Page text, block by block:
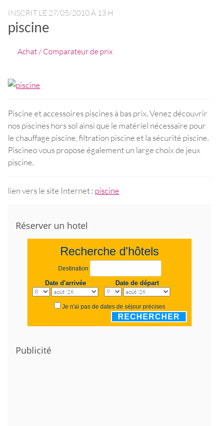
INSCRIT LE 27/05/2010 À 13 H
piscine
Achat / Comparateur de prix
Piscine et accessoires piscines à bas prix. Venez découvrir
nos piscines hors sol ainsi que le matériel nécessaire pour
le chauffage piscine, filtration piscine et la sécurité piscine.
Piscineo vous propose également un large choix de jeux
piscine.
lien vers le site Internet : piscine
Réserver un hotel
Recherche d'hôtels
Destination
Date d'arrivée Date de départ
Je n'ai pas de dates de séjour précises
RECHERCHER
Publicité